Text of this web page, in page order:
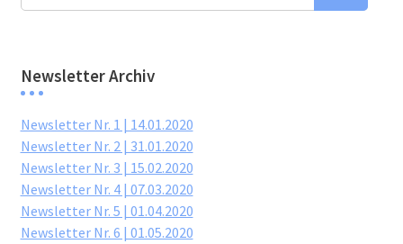
Newsletter Archiv
Newsletter Nr. 1 | 14.01.2020
Newsletter Nr. 2 | 31.01.2020
Newsletter Nr. 3 | 15.02.2020
Newsletter Nr. 4 | 07.03.2020
Newsletter Nr. 5 | 01.04.2020
Newsletter Nr. 6 | 01.05.2020